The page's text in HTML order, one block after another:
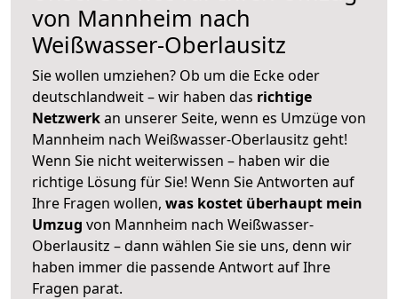
von Mannheim nach
Weißwasser-Oberlausitz
Sie wollen umziehen? Ob um die Ecke oder
deutschlandweit – wir haben das richtige
Netzwerkan unserer Seite, wenn es Umzüge von
Mannheim nach Weißwasser-Oberlausitz geht!
Wenn Sie nicht weiterwissen – haben wir die
richtige Lösung für Sie! Wenn Sie Antworten auf
Ihre Fragen wollen, was kostet überhaupt mein
Umzug von Mannheim nach Weißwasser-
Oberlausitz – dann wählen Sie sie uns, denn wir
haben immer die passende Antwort auf Ihre
Fragen parat.